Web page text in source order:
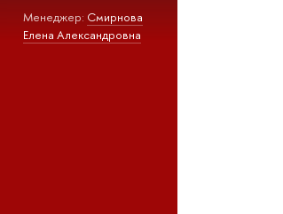
Менеджер: Смирнова
Елена Александровна